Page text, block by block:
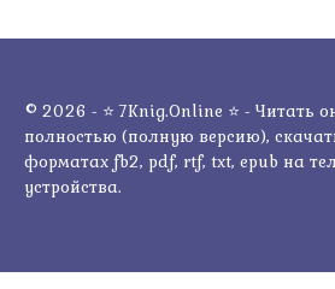
© 2026 - ⭐ 7Knig.Online ⭐ - Читать
полностью (полную версию),
форматах fb2, pdf, rtf, txt, epub на
устройства.